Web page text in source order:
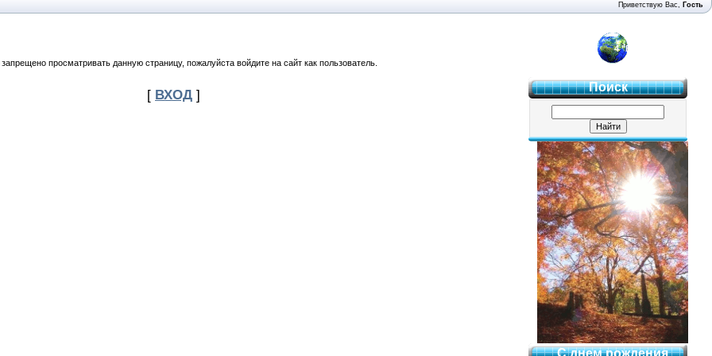
Приветствую Вас, Гость
просматривать данную страницу, пожалуйста войдите на сайт как пользователь.
[ ВХОД ]
4 "Б"
Поиск
С днем рождения